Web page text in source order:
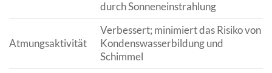
durch Sonneneinstrahlung
Atmungsaktivität
Verbessert; minimiert das Risiko von
Kondenswasserbildung und
Schimmel